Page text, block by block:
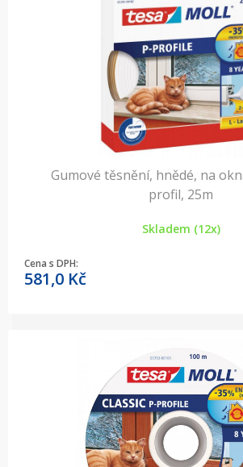
Gumové těsnění, hnědé, na
profil, 25m
Skladem (12x)
Cena s DPH:
581,0 Kč